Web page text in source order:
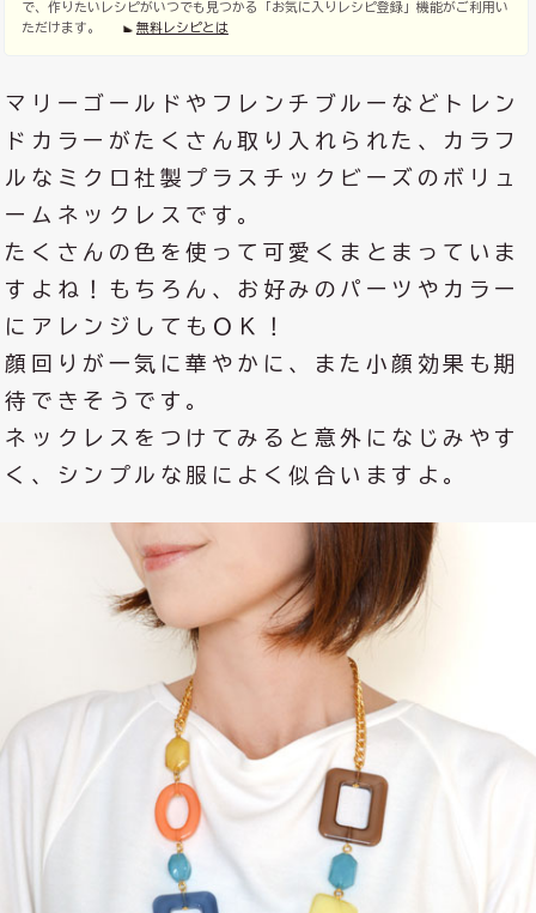
で、作りたいレシピがいつでも見つかる「お気に入りレシピ登録」機能がご利用い
ただけます。
無料レシピとは
マリーゴールドやフレンチブルーなどトレン
ドカラーがたくさん取り入れられた、カラフ
ルなミクロ社製プラスチックビーズのボリュ
ームネックレスです。
たくさんの色を使って可愛くまとまっていま
すよね！もちろん、お好みのパーツやカラー
にアレンジしてもＯＫ！
顔回りが一気に華やかに、また小顔効果も期
待できそうです。
ネックレスをつけてみると意外になじみやす
く、シンプルな服によく似合いますよ。